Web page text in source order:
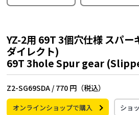
YZ-2用 69T 3個穴仕様 スパ
ダイレクト)
69T 3hole Spur gear
Z2-SG69SDA / 770 円（税込）
オンラインショップで購入 ショ